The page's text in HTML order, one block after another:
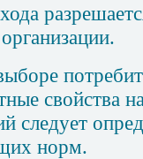
свойства
следует
норм.